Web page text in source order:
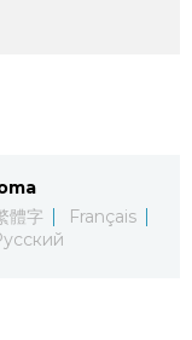
體字
Français